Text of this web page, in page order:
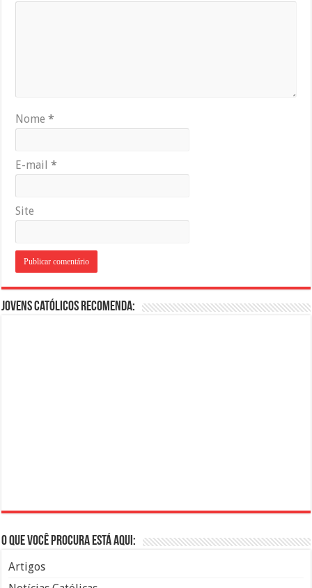
Nome*
E-mail*
Site
Jovens Católicos Recomenda:
O que você procura está aqui:
Artigos